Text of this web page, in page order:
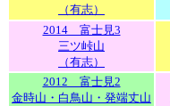
（有志）
2014 富士見3
三ツ峠山
（有志）
2012 富士見2
金時山・白鳥山・発端丈山